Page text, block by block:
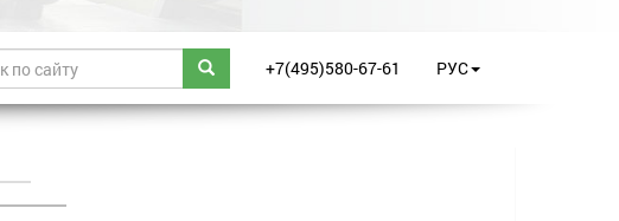
+7(495)580-67-61 РУС